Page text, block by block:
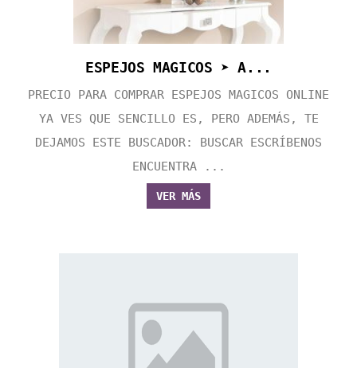
ESPEJOS MAGICOS ➤ A...
PRECIO PARA COMPRAR ESPEJOS MAGICOS ONLINE
YA VES QUE SENCILLO ES, PERO ADEMÁS, TE
DEJAMOS ESTE BUSCADOR: BUSCAR ESCRÍBENOS
ENCUENTRA ...
VER MÁS